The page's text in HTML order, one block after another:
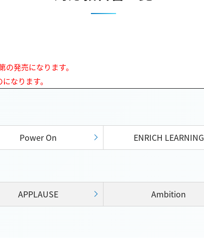
発売になります。
なります。
Power On ENRICH LEARNING
APPLAUSE Ambition